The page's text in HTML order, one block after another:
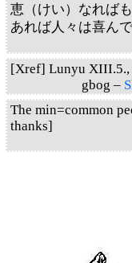
恵（けい）なれば
あれば人々は喜ん
[Xref] Lunyu XIII.5.,
gbog –
The min=common
thanks]